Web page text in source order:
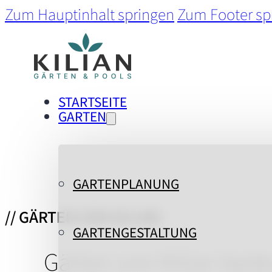
Zum Hauptinhalt springen Zum Footer
STARTSEITE
GARTEN
GARTENPLANUNG
GARTENGESTALTUNG
// GÄRTEN VON KILIAN
Gärten von Kilian